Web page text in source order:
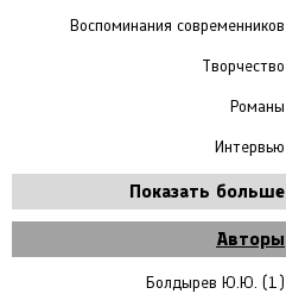
Воспоминания современников
Творчество
Романы
Интервью
Показать больше
Авторы
Болдырев Ю.Ю. (1)